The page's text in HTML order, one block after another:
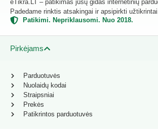
eTikra.LT – patikimas jūsų gidas internetinių
Padedame rinktis atsakingai ir apsipirkti
Patikimi. Nepriklausomi. Nuo 2018.
Pirkėjams
Parduotuvės
Nuolaidų kodai
Straipsniai
Prekės
Patikrintos parduotuvės